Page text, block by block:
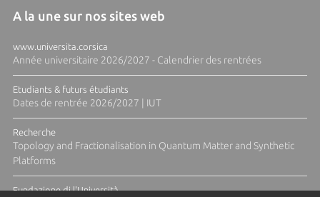
A la une sur nos sites web
www.universita.corsica
Année universitaire 2026/2027 - Calendrier des rentrées
Etudiants & futurs étudiants
Dates de rentrée 2026/2027 | IUT
Recherche
Topology and Fractionalisation in Quantum Matter and Synthetic
Platforms
Fundazione di l'Università